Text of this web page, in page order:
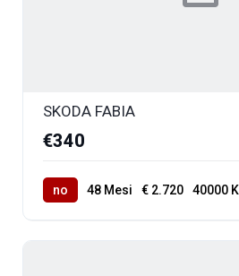
SKODA FABIA
€340
no 48 Mesi € 2.720 40000